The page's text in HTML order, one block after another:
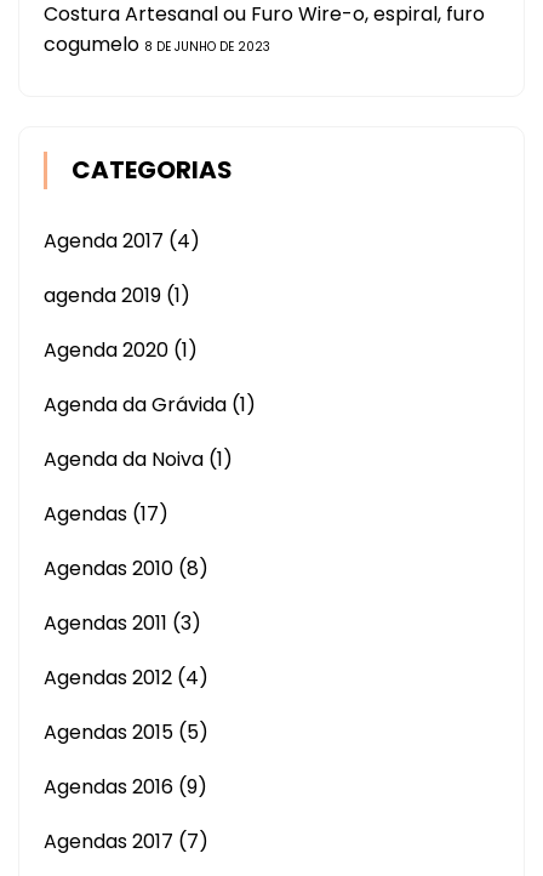
Costura Artesanal ou Furo Wire-o, espiral, furo
cogumelo 8 DE JUNHO DE 2023
CATEGORIAS
Agenda 2017 (4)
agenda 2019 (1)
Agenda 2020 (1)
Agenda da Grávida (1)
Agenda da Noiva (1)
Agendas (17)
Agendas 2010 (8)
Agendas 2011 (3)
Agendas 2012 (4)
Agendas 2015 (5)
Agendas 2016 (9)
Agendas 2017 (7)